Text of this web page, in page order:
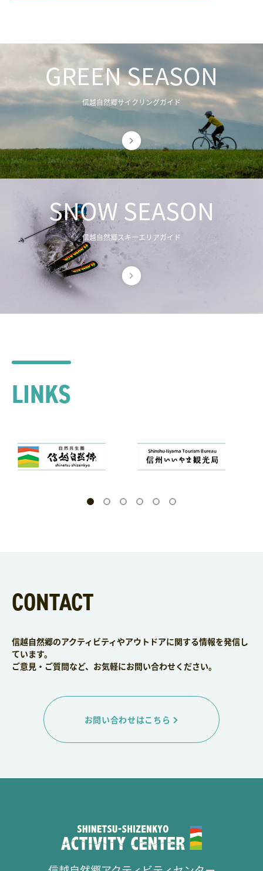
GREEN SEASON
信越自然郷サイクリングガイド
SNOW SEASON
信越自然郷スキーエリアガイド
LINKS
CONTACT
信越自然郷のアクティビティやアウトドアに関する情報を発信し
ています。
ご意見・ご質問など、お気軽にお問い合わせください。
お問い合わせはこちら